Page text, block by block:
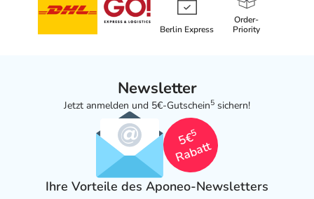
Berlin Express
Order-
Priority
Newsletter
Jetzt anmelden und 5€-Gutschein5 sichern!
5€
5
Rabatt
Ihre Vorteile des Aponeo-Newsletters